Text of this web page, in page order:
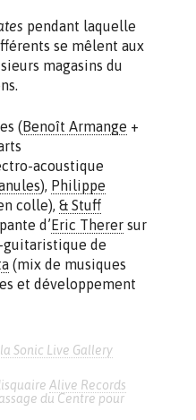
pendant laquelle
se mêlent aux
magasins du
(Benoît Armange +
acoustique
), Philippe
colle),& Stuff
d’Eric Therer sur
guitaristique de
(mix de musiques
et développement
Sonic Live Gallery
Alive Records
du Centre pour